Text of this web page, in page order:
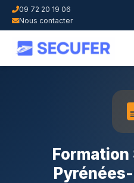
09 72 20 19 06
Nous contacter
Formation